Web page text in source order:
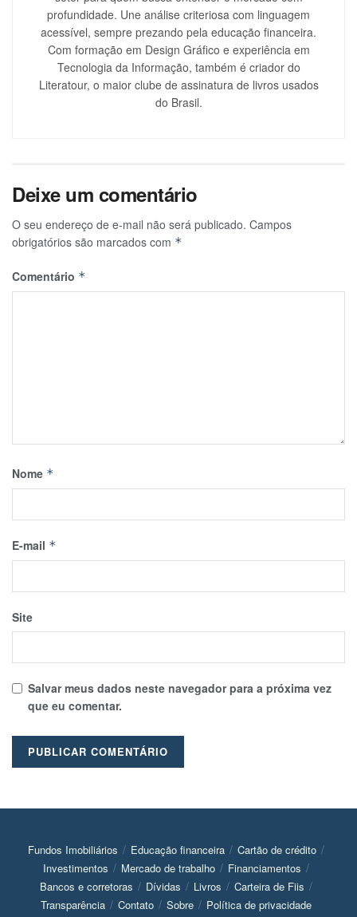
profundidade. Une análise criteriosa com linguagem
acessível, sempre prezando pela educação financeira.
Com formação em Design Gráfico e experiência em
Tecnologia da Informação, também é criador do
Literatour, o maior clube de assinatura de livros usados
do Brasil.
Deixe um comentário
O seu endereço de e-mail não será publicado. Campos
obrigatórios são marcados com *
Comentário *
Nome *
E-mail *
Site
Salvar meus dados neste navegador para a próxima vez
que eu comentar.
Fundos Imobiliários Educação financeira
Cartão de crédito
Investimentos
Mercado de trabalho
Financiamentos
Bancos e corretoras
Dívidas Livros
Carteira de Fiis
Transparência
Contato Sobre Política de privacidade